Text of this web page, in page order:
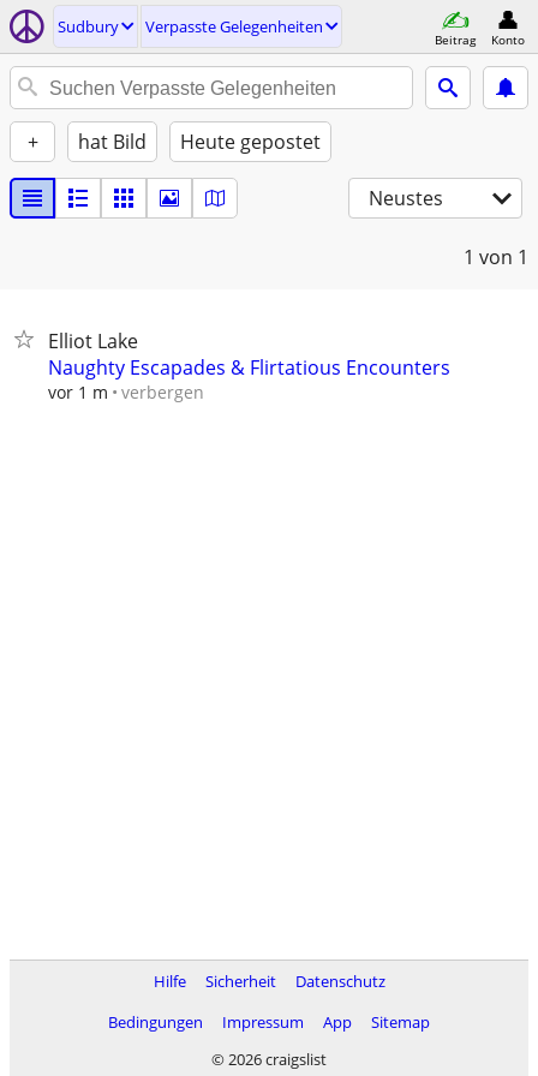
Sudbury Verpasste Gelegenheiten
Beitrag Konto
+ hat Bild Heute gepostet
Neustes
1 von 1
Elliot Lake
Naughty Escapades & Flirtatious Encounters
vor 1 m verbergen
Hilfe Sicherheit
Datenschutz
Bedingungen
Impressum App
Sitemap
© 2026 craigslist